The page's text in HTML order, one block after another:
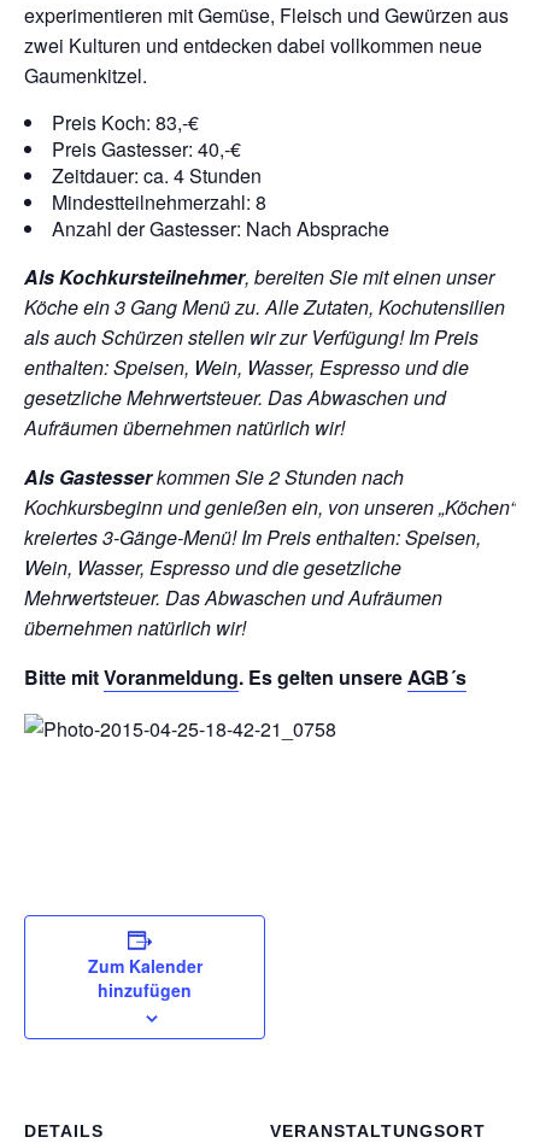
experimentieren mit Gemüse, Fleisch und Gewürzen aus
zwei Kulturen und entdecken dabei vollkommen neue
Gaumenkitzel.
Preis Koch: 83,-€
Preis Gastesser: 40,-€
Zeitdauer: ca. 4 Stunden
Mindestteilnehmerzahl: 8
Anzahl der Gastesser: Nach Absprache
Als Kochkursteilnehmer, bereiten Sie mit einen unser
Köche ein 3 Gang Menü zu. Alle Zutaten, Kochutensilien
als auch Schürzen stellen wir zur Verfügung!Im Preis
enthalten: Speisen, Wein, Wasser, Espresso und die
gesetzliche Mehrwertsteuer. Das Abwaschen und
Aufräumen übernehmen natürlich wir!
Als Gastesserkommen Sie 2 Stunden nach
Kochkursbeginn und genießen ein, von unseren „Köchen“
kreiertes 3-Gänge-Menü!Im Preis enthalten: Speisen,
Wein, Wasser, Espresso und die gesetzliche
Mehrwertsteuer. Das Abwaschen und Aufräumen
übernehmen natürlich wir!
Bitte mitVoranmeldung. Es gelten unsereAGB´s
Zum Kalender
hinzufügen
DETAILS VERANSTALTUNGSORT